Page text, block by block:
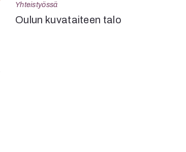
Yhteistyössä
Oulun kuvataiteen talo